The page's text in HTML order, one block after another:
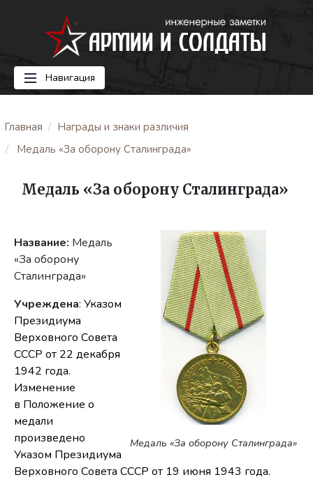
Навигация
Главная
Награды и знаки различия
Медаль «За оборону Сталинграда»
Медаль «За оборону Сталинграда»
Медаль «За оборону Сталинграда»
Название: Медаль
«За оборону
Сталинграда»
Учреждена:Указом
Президиума
Верховного Совета
СССР от 22 декабря
1942 года.
Изменение
в Положение о
медали
произведено
Указом Президиума
Верховного Совета СССР от 19 июня 1943 года.